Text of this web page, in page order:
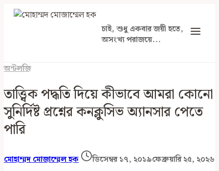
Skip
চাই, শুধু একবার জয়ী হতে,
অসংখ্য পরাজয়ে...
অন্টলজি
তাত্ত্বিক পদ্ধতি দিয়ে কীভাবে আমরা কোনো
সুনির্দিষ্ট প্রশ্নের কনক্লুসিভ অ্যানসার পেতে
পারি
মোহাম্মদ মোজাম্মেল হক ডিসেম্বর ১৭, ২০১৯ফেব্রুয়ারি ২৫, ২০২৬